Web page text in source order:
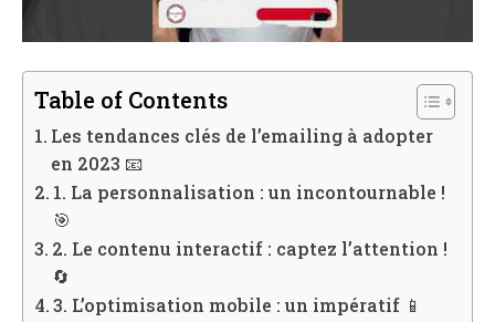
Table of Contents
Les tendances clés de l’emailing à adopter
en 2023 📧
1. La personnalisation : un incontournable !
🎯
2. Le contenu interactif : captez l’attention !
🔄
3. L’optimisation mobile : un impératif 📱